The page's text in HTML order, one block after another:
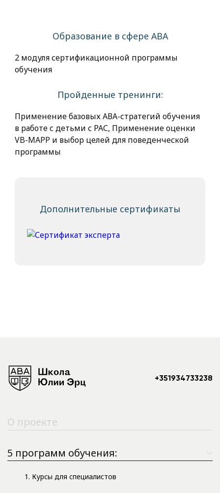
Образование в сфере АВА
2 модуля сертификационной программы
обучения
Пройденные тренинги:
Применение базовых АВА-стратегий обучения
в работе с детьми с РАС, Применение оценки
VB-MAPP и выбор целей для поведенческой
программы
Дополнительные сертификаты
+351934733238
О проекте
5 программ обучения:
1. Курсы для специалистов